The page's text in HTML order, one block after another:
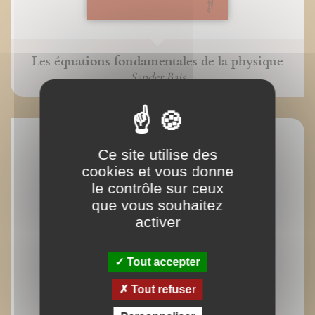
Les équations fondamentales de la physique
Sander Bais
Ce site utilise des
cookies et vous donne
le contrôle sur ceux
que vous souhaitez
activer
Tout accepter
Tout refuser